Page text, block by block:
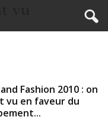
Fashion 2010 : on
vu en faveur du